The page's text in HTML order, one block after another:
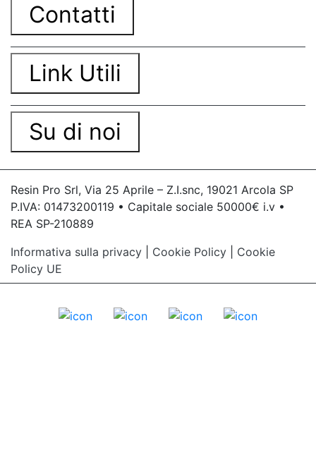
Contatti
Link Utili
Su di noi
Resin Pro Srl, Via 25 Aprile – Z.I.snc, 19021 Arcola SP
P.IVA: 01473200119 • Capitale sociale 50000€ i.v •
REA SP-210889
Informativa sulla privacy
Cookie Policy
Cookie
Policy UE